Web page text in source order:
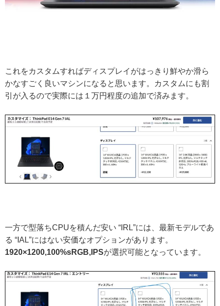
これをカスタムすればディスプレイがはっきり鮮やか滑ら
かなすごく良いマシンになると思います。カスタムにも割
引が入るので実際には１万円程度の追加で済みます。
一方で型落ちCPUを積んだ安い “IRL”には、最新モデルであ
る “IAL”にはない安価なオプションがあります。
1920×1200,100%sRGB,IPSが選択可能となっています。